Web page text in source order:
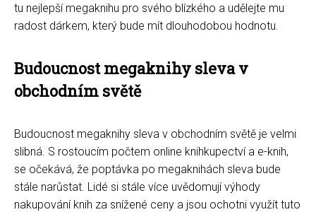
tu nejlepší megaknihu pro svého blízkého a udělejte mu
radost dárkem, který bude mít dlouhodobou hodnotu.
Budoucnost megaknihy sleva v
obchodním světě
Budoucnost megaknihy sleva v obchodním světě je velmi
slibná. S rostoucím počtem online knihkupectví a e-knih,
se očekává, že poptávka po megaknihách sleva bude
stále narůstat. Lidé si stále více uvědomují výhody
nakupování knih za snížené ceny a jsou ochotni využít tuto